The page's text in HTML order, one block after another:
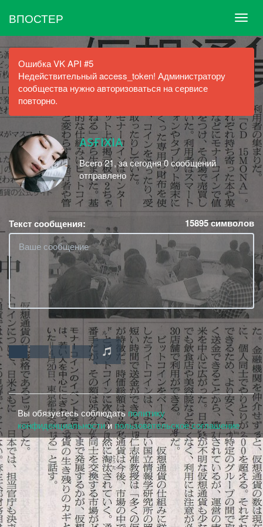
ВПОСТЕР
Ошибка VK API #5
Недействительный access_token! Администратору
сообщества нужно авторизоваться на сервисе
повторно.
ᴀsғɪxɪᴀ
Всего 21, за сегодня 0 сообщений
отправлено
Текст сообщения: 15895символов
Вы обязуетесь соблюдать политику
конфиденциальностии пользовательское соглашение